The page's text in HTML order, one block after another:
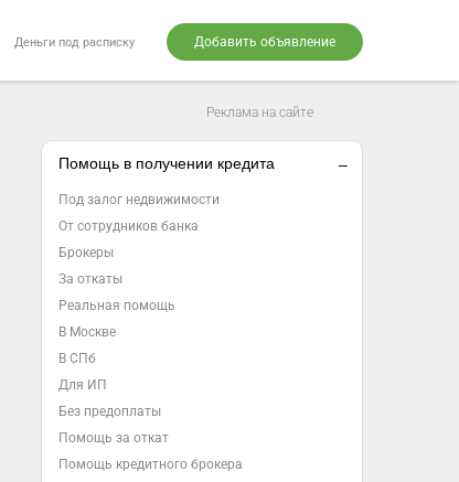
Деньги под расписку Добавить объявление
Реклама на сайте
Помощь в получении кредита
Под залог недвижимости
От сотрудников банка
Брокеры
За откаты
Реальная помощь
В Москве
В СПб
Для ИП
Без предоплаты
Помощь за откат
Помощь кредитного брокера